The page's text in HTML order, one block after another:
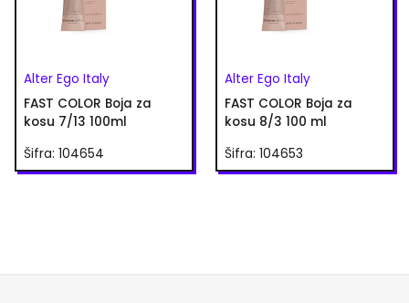
Alter Ego Italy
FAST COLOR Boja za
kosu 7/13 100ml
Šifra: 104654
Alter Ego Italy
FAST COLOR Boja za
kosu 8/3 100 ml
Šifra: 104653